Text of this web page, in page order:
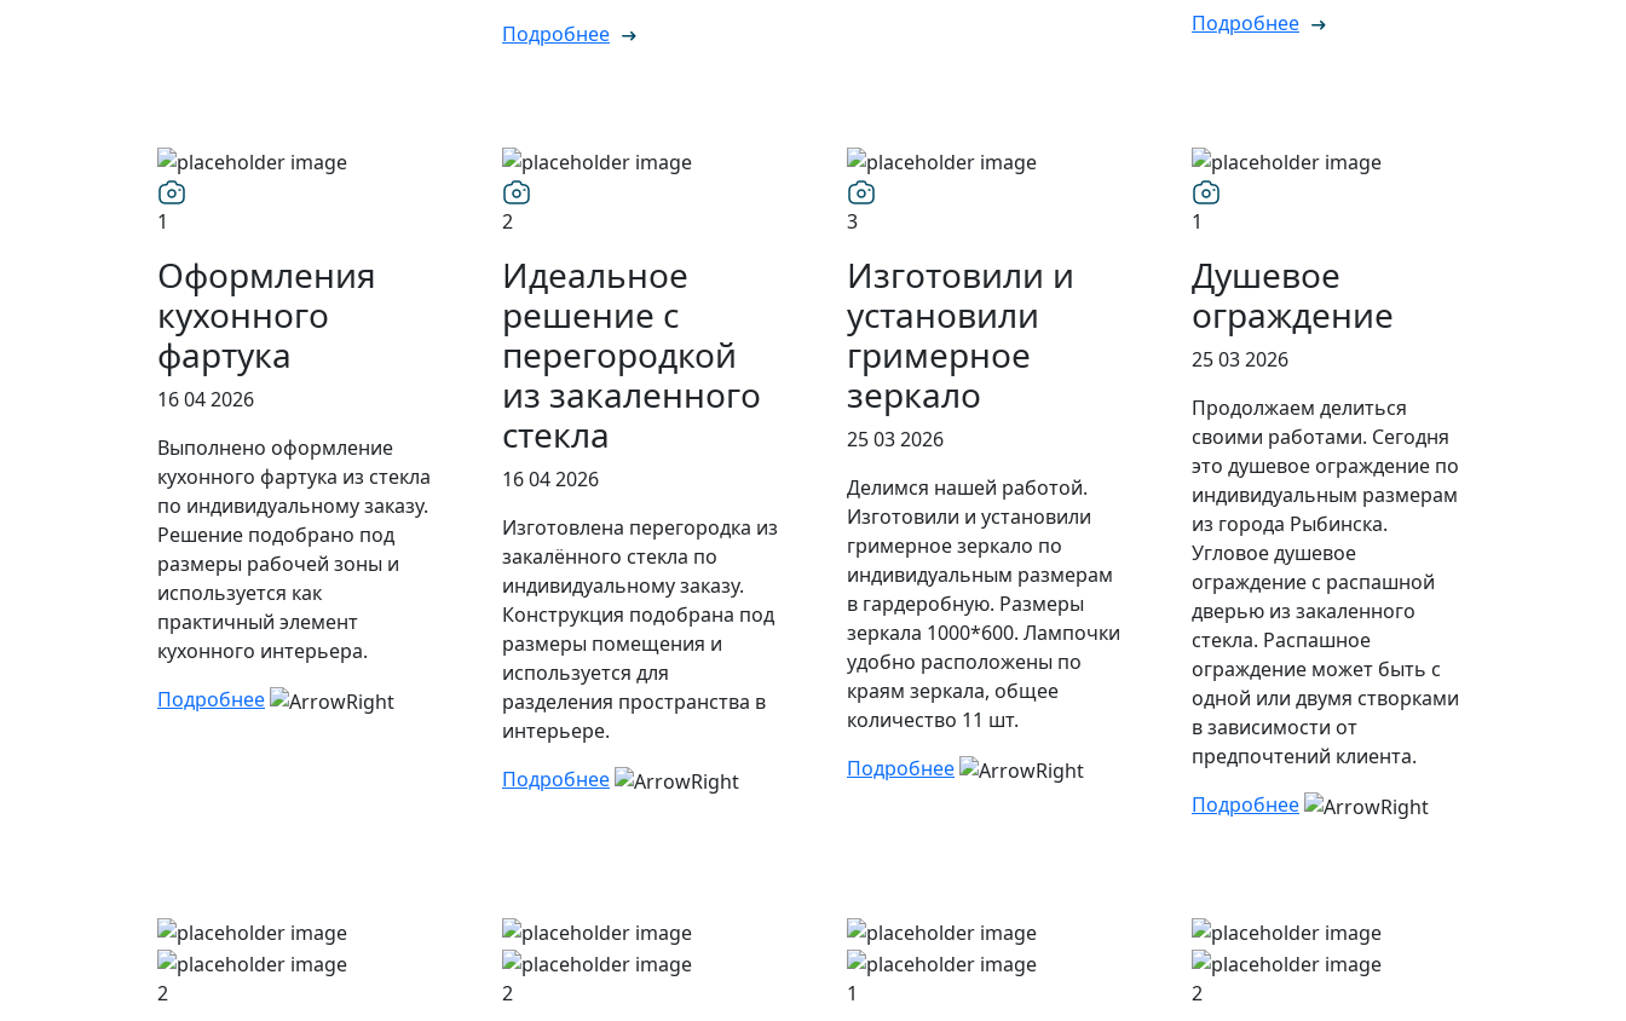
Подробнее
Подробнее
1
Оформления
кухонного
фартука
16 04 2026
Выполнено оформление
кухонного фартука из стекла
по индивидуальному заказу.
Решение подобрано под
размеры рабочей зоны и
используется как
практичный элемент
кухонного интерьера.
Подробнее
2
Идеальное
решение с
перегородкой
из закаленного
стекла
16 04 2026
Изготовлена перегородка из
закалённого стекла по
индивидуальному заказу.
Конструкция подобрана под
размеры помещения и
используется для
разделения пространства в
интерьере.
Подробнее
3
Изготовили и
установили
гримерное
зеркало
25 03 2026
Делимся нашей работой.
Изготовили и установили
гримерное зеркало по
индивидуальным размерам
в гардеробную. Размеры
зеркала 1000*600. Лампочки
удобно расположены по
краям зеркала, общее
количество 11 шт.
Подробнее
1
Душевое
ограждение
25 03 2026
Продолжаем делиться
своими работами. Сегодня
это душевое ограждение по
индивидуальным размерам
из города Рыбинска.
Угловое душевое
ограждение с распашной
дверью из закаленного
стекла. Распашное
ограждение может быть с
одной или двумя створками
в зависимости от
предпочтений клиента.
Подробнее
2 2 1 2